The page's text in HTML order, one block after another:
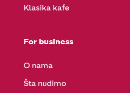
Klasika kafe
For business
O nama
Šta nudimo